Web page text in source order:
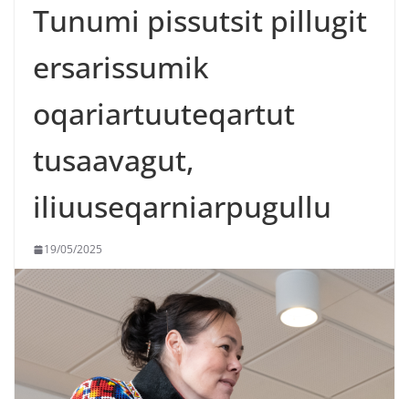
Tunumi pissutsit pillugit
ersarissumik
oqariartuuteqartut
tusaavagut,
iliuuseqarniarpugullu
19/05/2025